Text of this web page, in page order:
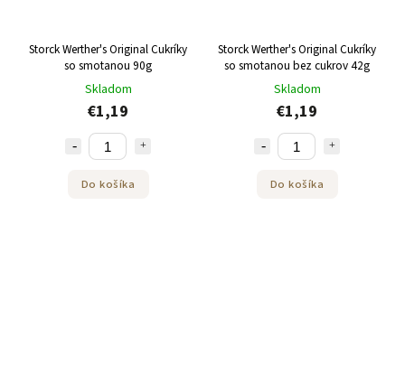
Storck Werther's Original Cukríky
so smotanou 90g
Skladom
€1,19
Do košíka
Storck Werther's Original Cukríky
so smotanou bez cukrov 42g
Skladom
€1,19
Do košíka